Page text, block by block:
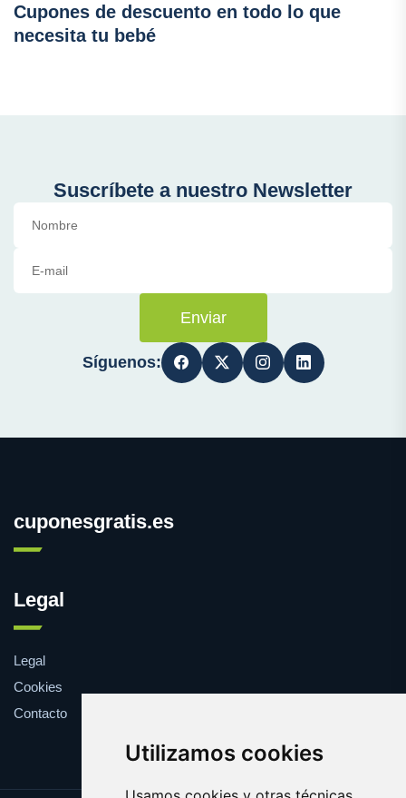
Utilizamos cookies
Cupones de descuento en todo lo que
necesita tu bebé
Suscríbete a nuestro Newsletter
Enviar
Síguenos:
cuponesgratis.es
Legal
Legal
Cookies
Contacto